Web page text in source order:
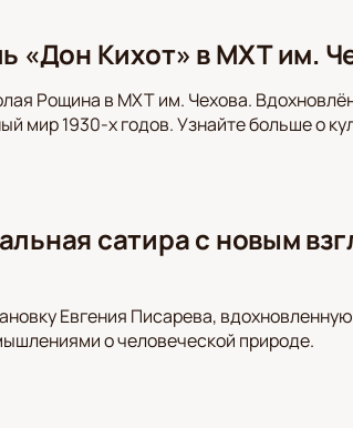
«Дон Кихот» в МХТ им.
Рощина в МХТ им. Чехова.
мир 1930-х годов. Узнайте больше о
сатира с новым
Евгения Писарева,
о человеческой природе.